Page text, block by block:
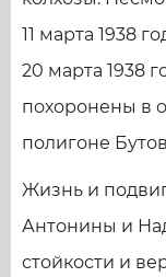
11 марта 1938
20 марта 1938
похоронены в
полигоне
Жизнь и
Антонины и
стойкости и